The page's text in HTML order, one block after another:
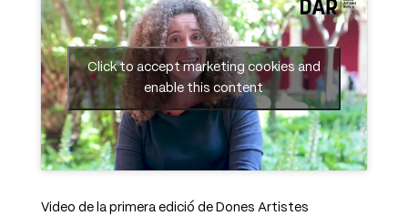
Click to accept marketing cookies and
enable this content
Video de la primera edició de Dones Artistes